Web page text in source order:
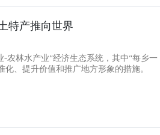
特产推向世界
农林水产业”经济生态系统，其中“每乡一
化、提升价值和推广地方形象的措施。